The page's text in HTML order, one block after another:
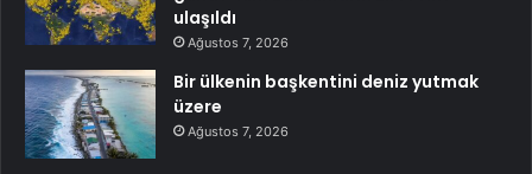
ulaşıldı
Ağustos 7, 2026
Bir ülkenin başkentini deniz yutmak
üzere
Ağustos 7, 2026